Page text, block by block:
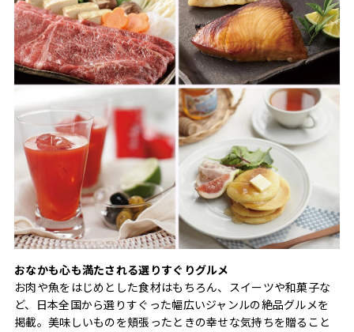
おなかも心も満たされる選りすぐりグルメ
お肉や魚をはじめとした食材はもちろん、スイーツや和菓子な
ど、日本全国から選りすぐった幅広いジャンルの絶品グルメを
掲載。美味しいものを頬張ったときの幸せな気持ちを贈ること